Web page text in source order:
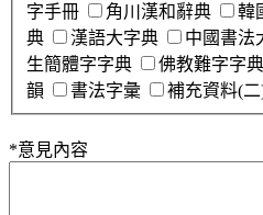
字手冊
角川漢和辭典 韓
典
漢語大字典 中國書法
生簡體字字典
佛教難字字典
韻
書法字彙 補充資料(
*意見內容